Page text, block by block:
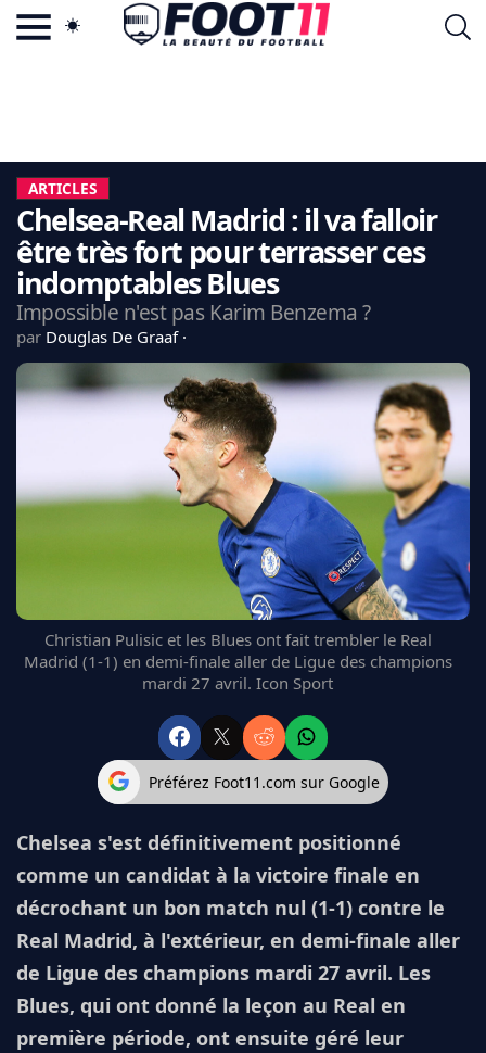
LA CHARTE
VIE PRIVÉE
CGU
CONTACTEZ-NOUS
MERCATO
EDF
REAL MADRID
FC BARCELONE
L'AVIS DE LA RÉDAC'
ARTICLES
Chelsea-Real Madrid : il va falloir
être très fort pour terrasser ces
indomptables Blues
Impossible n'est pas Karim Benzema ?
par Douglas De Graaf
Christian Pulisic et les Blues ont fait trembler le Real
Madrid (1-1) en demi-finale aller de Ligue des champions
mardi 27 avril. Icon Sport
Préférez Foot11.com sur Google
Chelsea s'est définitivement positionné
comme un candidat à la victoire finale en
décrochant un bon match nul (1-1) contre le
Real Madrid, à l'extérieur, en demi-finale aller
de Ligue des champions mardi 27 avril. Les
Blues, qui ont donné la leçon au Real en
première période, ont ensuite géré leur